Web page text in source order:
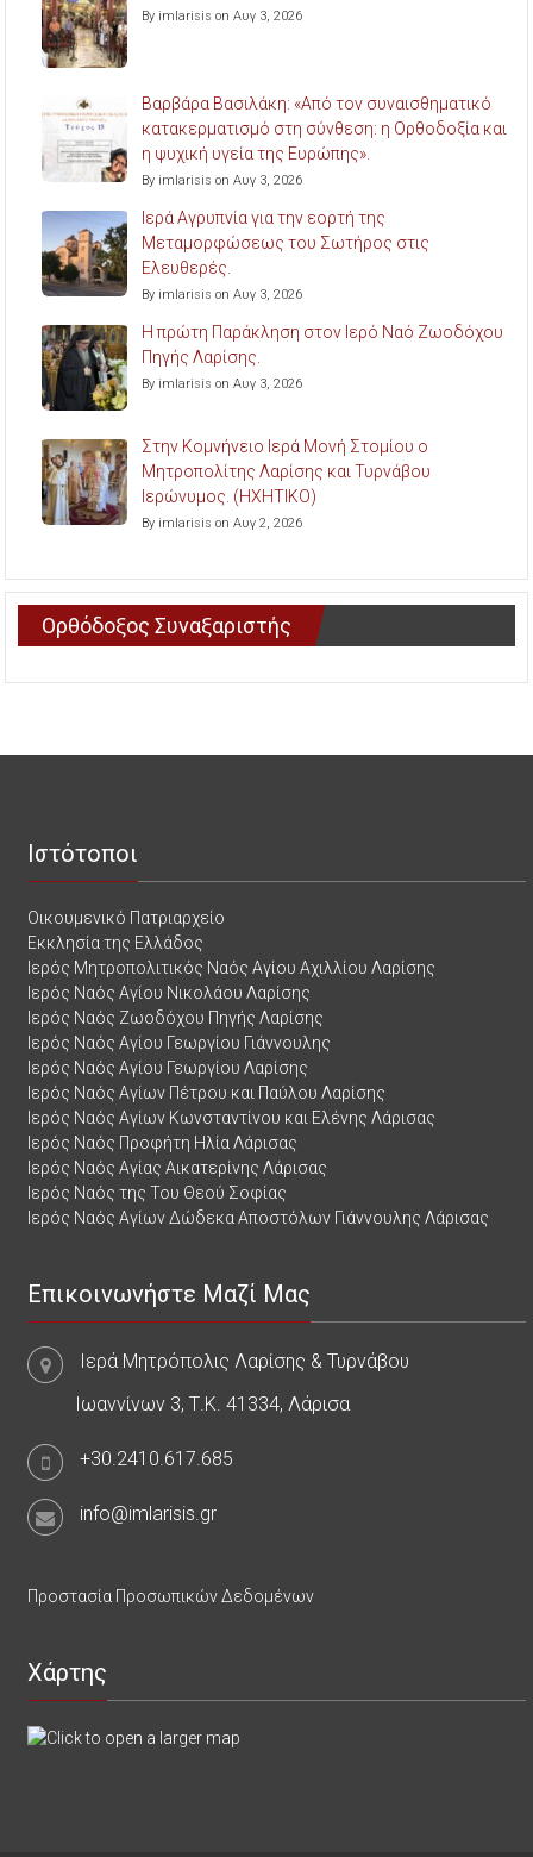
By imlarisis on Αυγ 3, 2026
Βαρβάρα Βασιλάκη: «Από τον συναισθηματικό
κατακερματισμό στη σύνθεση: η Ορθοδοξία και
η ψυχική υγεία της Ευρώπης».
By imlarisis on Αυγ 3, 2026
Ιερά Αγρυπνία για την εορτή της
Μεταμορφώσεως του Σωτήρος στις
Ελευθερές.
By imlarisis on Αυγ 3, 2026
Η πρώτη Παράκληση στον Ιερό Ναό Ζωοδόχου
Πηγής Λαρίσης.
By imlarisis on Αυγ 3, 2026
Στην Κομνήνειο Ιερά Μονή Στομίου ο
Μητροπολίτης Λαρίσης και Τυρνάβου
Ιερώνυμος. (ΗΧΗΤΙΚΟ)
By imlarisis on Αυγ 2, 2026
Ορθόδοξος Συναξαριστής
Ιστότοποι
Οικουμενικό Πατριαρχείο
Εκκλησία της Ελλάδος
Ιερός Μητροπολιτικός Ναός Αγίου Αχιλλίου Λαρίσης
Ιερός Ναός Αγίου Νικολάου Λαρίσης
Ιερός Ναός Ζωοδόχου Πηγής Λαρίσης
Ιερός Ναός Αγίου Γεωργίου Γιάννουλης
Ιερός Ναός Αγίου Γεωργίου Λαρίσης
Ιερός Ναός Αγίων Πέτρου και Παύλου Λαρίσης
Ιερός Ναός Αγίων Κωνσταντίνου και Ελένης Λάρισας
Ιερός Ναός Προφήτη Ηλία Λάρισας
Ιερός Ναός Αγίας Αικατερίνης Λάρισας
Ιερός Ναός της Του Θεού Σοφίας
Ιερός Ναός Αγίων Δώδεκα Αποστόλων Γιάννουλης Λάρισας
Επικοινωνήστε Μαζί Μας
Ιερά Μητρόπολις Λαρίσης & Τυρνάβου
Ιωαννίνων 3, Τ.Κ. 41334, Λάρισα
+30.2410.617.685
info@imlarisis.gr
Προστασία Προσωπικών Δεδομένων
Χάρτης